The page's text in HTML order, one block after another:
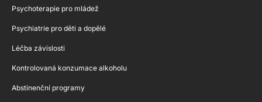
Psychoterapie pro mládež
Psychiatrie pro děti a dopělé
Léčba závislosti
Kontrolovaná konzumace alkoholu
Abstinenční programy